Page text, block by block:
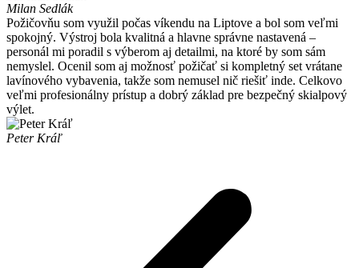
Milan Sedlák
Požičovňu som využil počas víkendu na Liptove a bol som veľmi
spokojný. Výstroj bola kvalitná a hlavne správne nastavená –
personál mi poradil s výberom aj detailmi, na ktoré by som sám
nemyslel. Ocenil som aj možnosť požičať si kompletný set vrátane
lavínového vybavenia, takže som nemusel nič riešiť inde. Celkovo
veľmi profesionálny prístup a dobrý základ pre bezpečný skialpový
výlet.
Peter Kráľ